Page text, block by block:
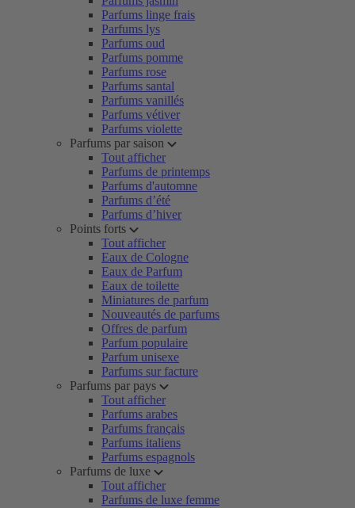
Parfums linge frais
Parfums lys
Parfums oud
Parfums pomme
Parfums rose
Parfums santal
Parfums vanillés
Parfums vétiver
Parfums violette
Parfums par saison
Tout afficher
Parfums de printemps
Parfums d'automne
Parfums d’été
Parfums d’hiver
Points forts
Tout afficher
Eaux de Cologne
Eaux de Parfum
Eaux de toilette
Miniatures de parfum
Nouveautés de parfums
Offres de parfum
Parfum populaire
Parfum unisexe
Parfums sur facture
Parfums par pays
Tout afficher
Parfums arabes
Parfums français
Parfums italiens
Parfums espagnols
Parfums de luxe
Tout afficher
Parfums de luxe femme